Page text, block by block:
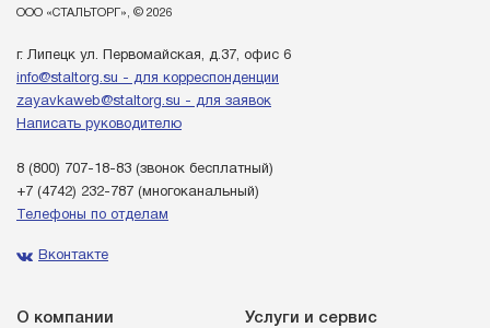
ООО «СТАЛЬТОРГ», © 2026
г. Липецк ул. Первомайская, д.37, офис 6
info@staltorg.su - для корреспонденции
zayavkaweb@staltorg.su - для заявок
Написать руководителю
8 (800) 707-18-83 (звонок бесплатный)
+7 (4742) 232-787 (многоканальный)
Телефоны по отделам
Вконтакте
О компании Услуги и сервис